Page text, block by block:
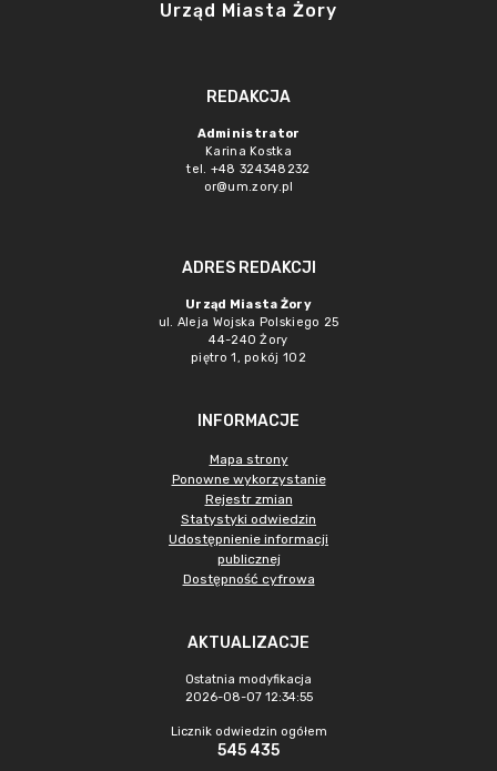
Urząd Miasta Żory
REDAKCJA
Administrator
Karina Kostka
tel. +48 324348232
or@um.zory.pl
ADRES REDAKCJI
Urząd Miasta Żory
ul. Aleja Wojska Polskiego 25
44-240 Żory
piętro 1, pokój 102
INFORMACJE
Mapa strony
Ponowne wykorzystanie
Rejestr zmian
Statystyki odwiedzin
Udostępnienie informacji
publicznej
Dostępność cyfrowa
AKTUALIZACJE
Ostatnia modyfikacja
2026-08-07 12:34:55
Licznik odwiedzin ogółem
545 435